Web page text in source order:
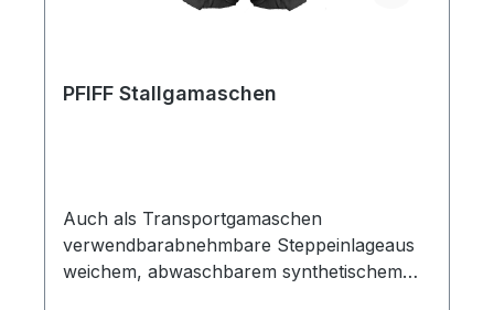
PFIFF Stallgamaschen
Auch als Transportgamaschen
verwendbarabnehmbare Steppeinlageaus
weichem, abwaschbarem synthetischem